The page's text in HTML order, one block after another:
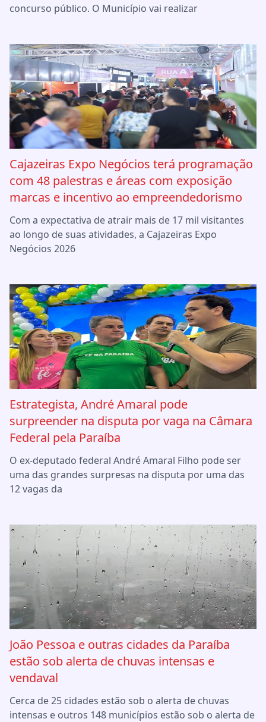
concurso público. O Município vai realizar
Cajazeiras Expo Negócios terá programação
com 48 palestras e áreas com exposição
marcas e incentivo ao empreendedorismo
Com a expectativa de atrair mais de 17 mil visitantes
ao longo de suas atividades, a Cajazeiras Expo
Negócios 2026
Estrategista, André Amaral pode
surpreender na disputa por vaga na Câmara
Federal pela Paraíba
O ex-deputado federal André Amaral Filho pode ser
uma das grandes surpresas na disputa por uma das
12 vagas da
João Pessoa e outras cidades da Paraíba
estão sob alerta de chuvas intensas e
vendaval
Cerca de 25 cidades estão sob o alerta de chuvas
intensas e outros 148 municípios estão sob o alerta de